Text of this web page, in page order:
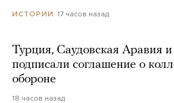
ИСТОРИИ 17 часов назад
Турция, Саудовская Аравия
подписали соглашение о
обороне
18 часов назад